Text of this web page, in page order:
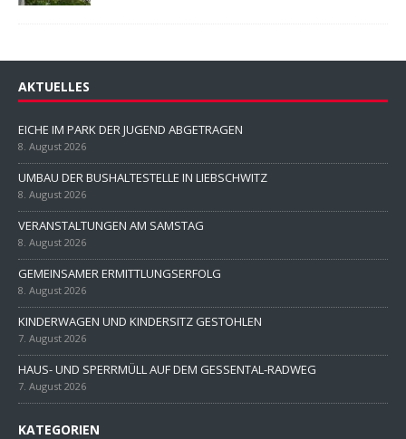
AKTUELLES
EICHE IM PARK DER JUGEND ABGETRAGEN
8. August 2026
UMBAU DER BUSHALTESTELLE IN LIEBSCHWITZ
8. August 2026
VERANSTALTUNGEN AM SAMSTAG
8. August 2026
GEMEINSAMER ERMITTLUNGSERFOLG
8. August 2026
KINDERWAGEN UND KINDERSITZ GESTOHLEN
7. August 2026
HAUS- UND SPERRMÜLL AUF DEM GESSENTAL-RADWEG
7. August 2026
KATEGORIEN